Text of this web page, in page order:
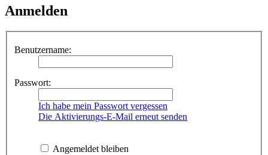
Anmelden
Benutzername:
Passwort:
Ich habe mein Passwort vergessen
Die Aktivierungs-E-Mail erneut senden
Angemeldet bleiben